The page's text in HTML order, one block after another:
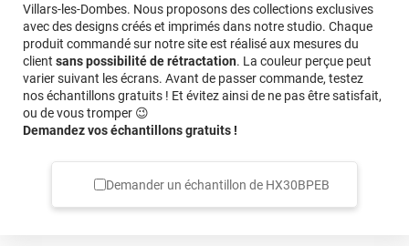
Villars-les-Dombes. Nous proposons des collections exclusives
avec des designs créés et imprimés dans notre studio. Chaque
produit commandé sur notre site est réalisé aux mesures du
client sans possibilité de rétractation. La couleur perçue peut
varier suivant les écrans. Avant de passer commande, testez
nos échantillons gratuits ! Et évitez ainsi de ne pas être satisfait,
ou de vous tromper 😉
Demandez vos échantillons gratuits !
Demander un échantillon de HX30BPEB